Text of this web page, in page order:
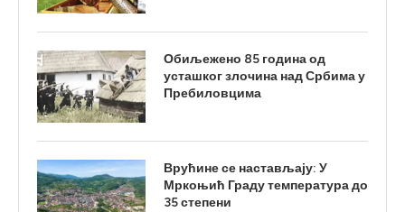
Обиљежено 85 година од
усташког злочина над Србима у
Пребиловцима
Врућине се настављају: У
Мркоњић Граду температура до
35 степени